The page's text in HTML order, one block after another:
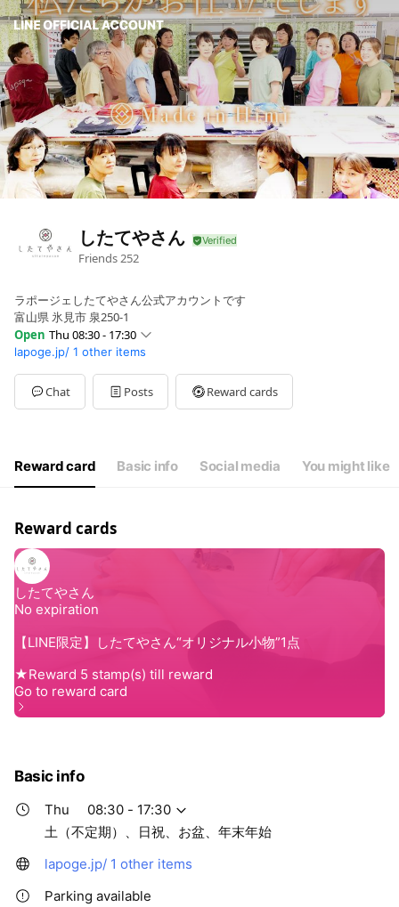
したてやさん
Friends252
ラポージェしたてやさん公式アカウントです
富山県 氷見市 泉250-1
Open Thu 08:30 - 17:30
SunClosed
Mon08:30 - 17:30
Tue08:30 - 17:30
Wed08:30 - 17:30
土（不定期）、日祝、お盆、年末年始
lapoge.jp/ 1 other items
Chat Posts Reward cards
Reward card Basic info Social media You might like
Reward cards
Basic info
Thu
08:30 - 17:30
土（不定期）、日祝、お盆、年末年始
lapoge.jp/ 1 other items
Parking available